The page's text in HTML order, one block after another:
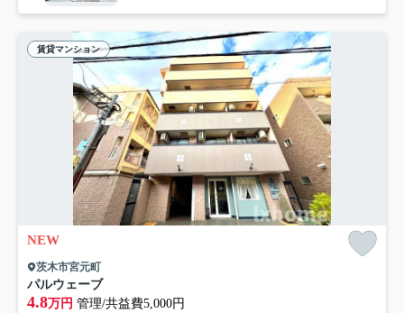
賃貸マンション
NEW
茨木市宮元町
パルウェーブ
4.8万円 管理/共益費5,000円